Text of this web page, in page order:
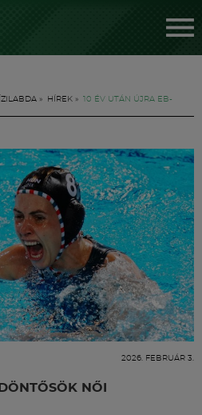
» HÍREK » 10 ÉV UTÁN ÚJRA EB-
2026. FEBRUÁR 3.
NŐI